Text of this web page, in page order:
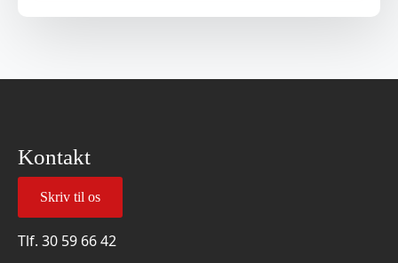
Kontakt
Skriv til os
Tlf. 30 59 66 42